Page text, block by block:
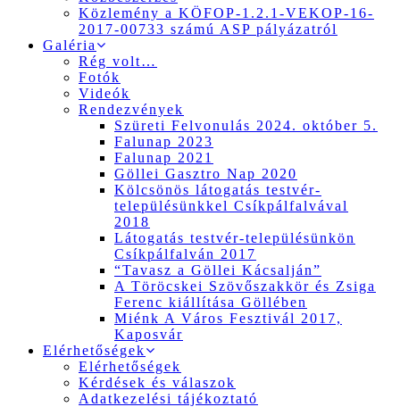
Közlemény a KÖFOP-1.2.1-VEKOP-16-
2017-00733 számú ASP pályázatról
Galéria
Rég volt…
Fotók
Videók
Rendezvények
Szüreti Felvonulás 2024. október 5.
Falunap 2023
Falunap 2021
Göllei Gasztro Nap 2020
Kölcsönös látogatás testvér-
településünkkel Csíkpálfalvával
2018
Látogatás testvér-településünkön
Csíkpálfalván 2017
“Tavasz a Göllei Kácsalján”
A Töröcskei Szövőszakkör és Zsiga
Ferenc kiállítása Göllében
Miénk A Város Fesztivál 2017,
Kaposvár
Elérhetőségek
Elérhetőségek
Kérdések és válaszok
Adatkezelési tájékoztató